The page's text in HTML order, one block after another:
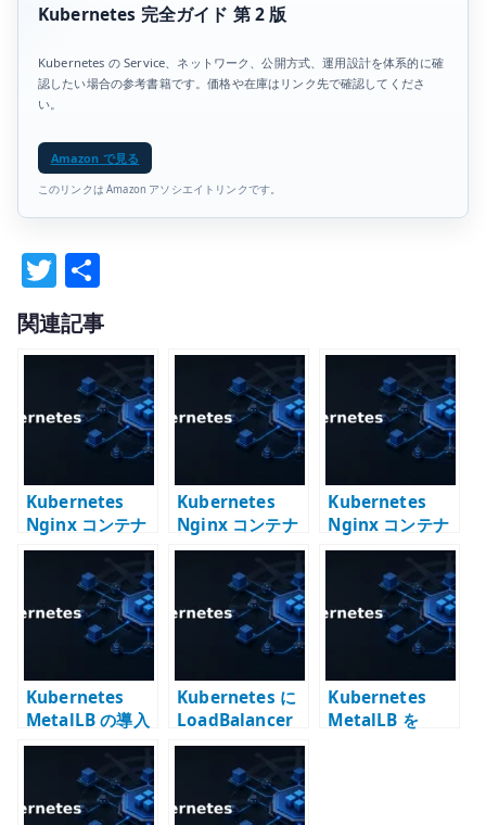
Kubernetes 完全ガイド 第 2 版
Kubernetes の Service、ネットワーク、公開方式、運用設計を体系的に確
認したい場合の参考書籍です。価格や在庫はリンク先で確認してくださ
い。
Amazon で見る
このリンクは Amazon アソシエイトリンクです。
T
w
it
te
r
有
関連記事
Kubernetes
Nginx コンテナ
と Service
ClusterIP – ク
ラスタ内部通信
の入口を作る
Kubernetes
Nginx コンテナ
と Service
LoadBalancer –
MetalLB で外部
IP を確認する
Kubernetes
Nginx コンテナ
の実行 –
Deployment で
Pod を管理する
Kubernetes
MetalLB の導入
– LoadBalancer
Service をオン
プレ環境で成立
させる
Kubernetes に
LoadBalancer
はないのか –
Service、
MetalLB、CNI
BGP を分けて考
Kubernetes
MetalLB を